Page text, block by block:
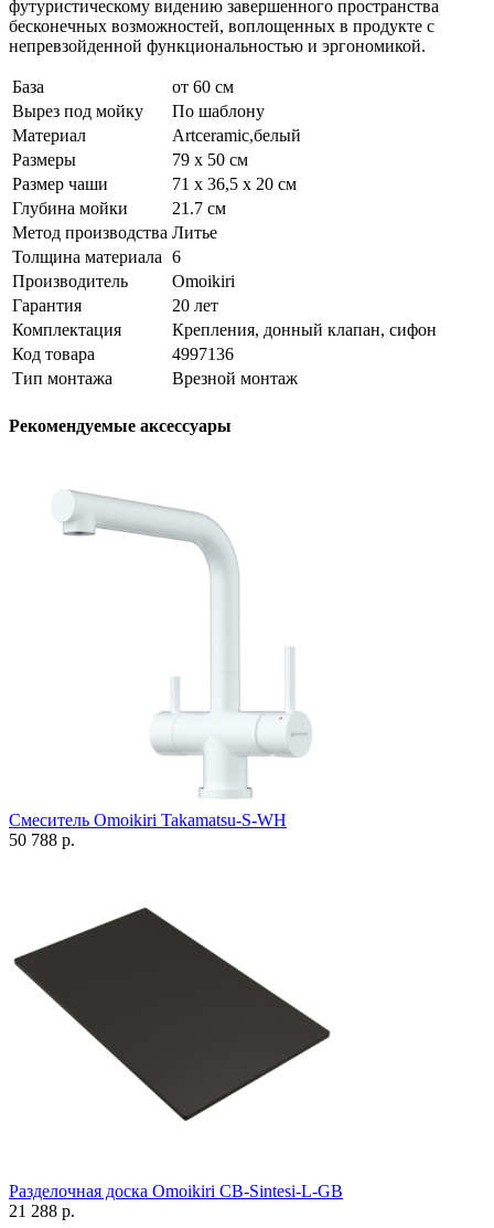
футуристическому видению завершенного пространства
бесконечных возможностей, воплощенных в продукте с
непревзойденной функциональностью и эргономикой.
База
от 60 см
Вырез под мойку
По шаблону
Материал
Artceramic,белый
Размеры
79 x 50 см
Размер чаши
71 x 36,5 x 20 см
Глубина мойки
21.7 см
Метод производства Литье
Толщина материала 6
Производитель
Omoikiri
Гарантия
20 лет
Комплектация
Крепления, донный клапан, сифон
Код товара
4997136
Тип монтажа
Врезной монтаж
Рекомендуемые аксессуары
Смеситель Omoikiri Takamatsu-S-WH
50 788 р.
Разделочная доска Omoikiri CB-Sintesi-L-GB
21 288 р.